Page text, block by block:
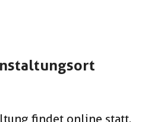
findet online statt.